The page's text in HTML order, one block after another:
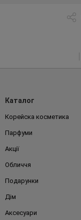
Каталог
Корейска косметика
Парфуми
Акції
Обличчя
Подарунки
Дім
Аксесуари